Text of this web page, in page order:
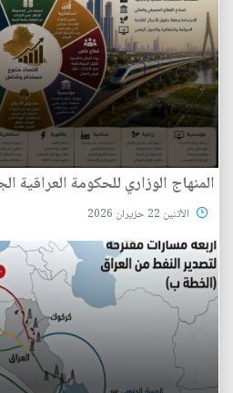
المنهاج الوزاري للحكومة العراقية
الأثنين 22 حزيران 2026